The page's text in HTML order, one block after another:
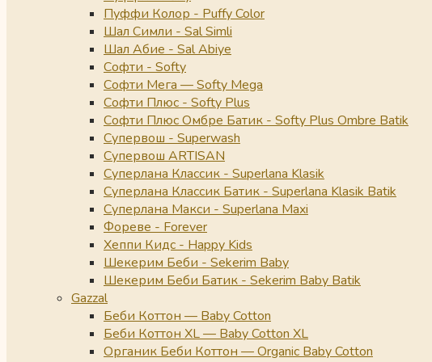
Пуффи Колор - Puffy Color
Шал Симли - Sal Simli
Шал Абие - Sal Abiye
Софти - Softy
Софти Мега — Softy Mega
Софти Плюс - Softy Plus
Софти Плюс Омбре Батик - Softy Plus Ombre Batik
Супервош - Superwash
Супервош ARTISAN
Суперлана Классик - Superlana Klasik
Суперлана Классик Батик - Superlana Klasik Batik
Суперлана Макси - Superlana Maxi
Фореве - Forever
Хеппи Кидс - Happy Kids
Шекерим Беби - Sekerim Baby
Шекерим Беби Батик - Sekerim Baby Batik
Gazzal
Беби Коттон — Baby Cotton
Беби Коттон XL — Baby Cotton XL
Органик Беби Коттон — Organic Baby Cotton